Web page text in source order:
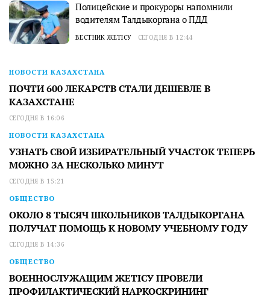
Полицейские и прокуроры напомнили
водителям Талдыкоргана о ПДД
ВЕСТНИК ЖЕТІСУ СЕГОДНЯ В 12:44
НОВОСТИ КАЗАХСТАНА
ПОЧТИ 600 ЛЕКАРСТВ СТАЛИ ДЕШЕВЛЕ В
КАЗАХСТАНЕ
СЕГОДНЯ В 16:06
НОВОСТИ КАЗАХСТАНА
УЗНАТЬ СВОЙ ИЗБИРАТЕЛЬНЫЙ УЧАСТОК ТЕПЕРЬ
МОЖНО ЗА НЕСКОЛЬКО МИНУТ
СЕГОДНЯ В 15:21
ОБЩЕСТВО
ОКОЛО 8 ТЫСЯЧ ШКОЛЬНИКОВ ТАЛДЫКОРГАНА
ПОЛУЧАТ ПОМОЩЬ К НОВОМУ УЧЕБНОМУ ГОДУ
СЕГОДНЯ В 14:36
ОБЩЕСТВО
ВОЕННОСЛУЖАЩИМ ЖЕТІСУ ПРОВЕЛИ
ПРОФИЛАКТИЧЕСКИЙ НАРКОСКРИНИНГ